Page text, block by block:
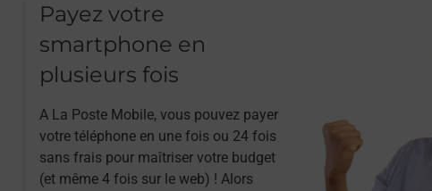
Payez votre
smartphone en
plusieurs fois
A La Poste Mobile, vous pouvez payer
votre téléphone en une fois ou 24 fois
sans frais pour maîtriser votre budget
(et même 4 fois sur le web) ! Alors